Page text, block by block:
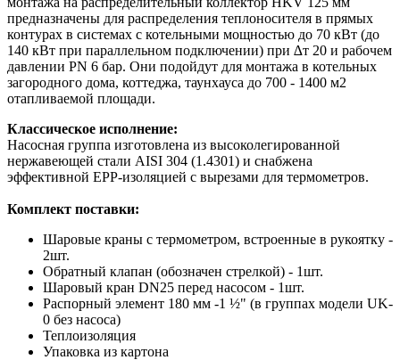
предназначены для распределения теплоносителя в прямых
контурах в системах с котельными мощностью до 70 кВт (до
140 кВт при параллельном подключении) при ∆т 20 и рабочем
давлении PN 6 бар. Они подойдут для монтажа в котельных
загородного дома, коттеджа, таунхауса до 700 - 1400 м2
отапливаемой площади.
Классическое исполнение:
Насосная группа изготовлена из высоколегированной
нержавеющей стали AISI 304 (1.4301) и снабжена
эффективной EPP-изоляцией с вырезами для термометров.
Комплект поставки:
Шаровые краны с термометром, встроенные в рукоятку -
2шт.
Обратный клапан (обозначен стрелкой) - 1шт.
Шаровый кран DN25 перед насосом - 1шт.
Распорный элемент 180 мм -1 ½" (в группах модели UK-
0 без насоса)
Теплоизоляция
Упаковка из картона